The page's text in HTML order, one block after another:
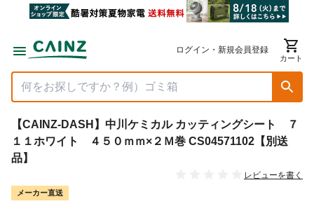
ログイン・新規会員登録
カート
【CAINZ-DASH】中川ケミカル カッティングシート ７
１１ホワイト ４５０ｍｍ×２Ｍ巻 CS04571102【別送
品】
レビューを書く
メーカー直送